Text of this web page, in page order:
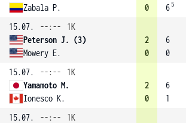
Zabala P.
0
6 5
15.07.
--:--
1K
Peterson J. (3)
Mowery E.
2
0
6
0
15.07.
--:--
1K
Yamamoto M.
Ionesco K.
2
0
6
1
15.07.
--:--
1K